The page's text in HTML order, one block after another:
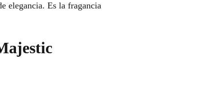
elegancia. Es la fragancia